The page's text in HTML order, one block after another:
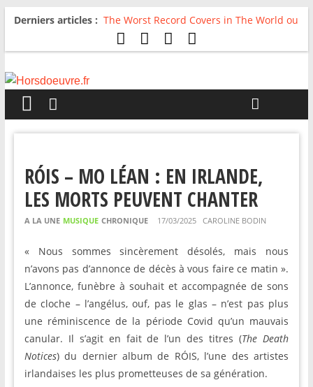
Derniers articles : The Worst Record Covers in The World ou
Comment rire du pire
Avril 2026 : C’est dans les vieux pots
For The First Time, Again : Tyler Ballgame
RÓIS – MO LÉAN : EN IRLANDE,
LES MORTS PEUVENT CHANTER
A LA UNE MUSIQUE CHRONIQUE 17/03/2025 CAROLINE BODIN
« Nous sommes sincèrement désolés, mais nous
n’avons pas d’annonce de décès à vous faire ce matin ».
L’annonce, funèbre à souhait et accompagnée de sons
de cloche – l’angélus, ouf, pas le glas – n’est pas plus
une réminiscence de la période Covid qu’un mauvais
canular. Il s’agit en fait de l’un des titres (The Death
Notices) du dernier album de RÓIS, l’une des artistes
irlandaises les plus prometteuses de sa génération.